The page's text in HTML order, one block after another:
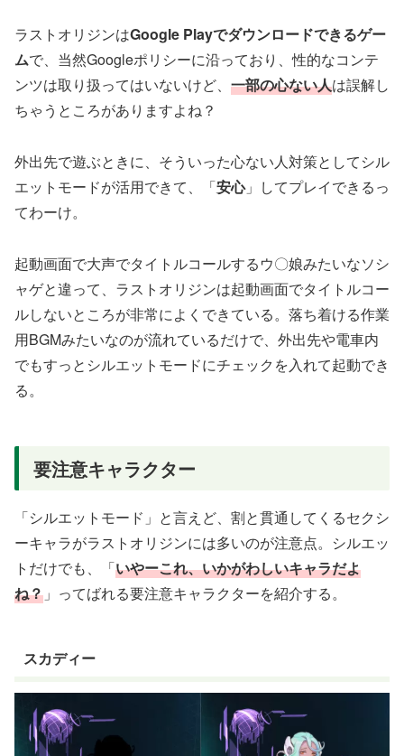
ラストオリジンはGoogle Playでダウンロードできるゲー
ムで、当然Googleポリシーに沿っており、性的なコンテ
ンツは取り扱ってはいないけど、 一部の心ない人は誤解し
ちゃうところがありますよね？
外出先で遊ぶときに、そういった心ない人対策としてシル
エットモードが活用できて、「安心」してプレイできるっ
てわーけ。
起動画面で大声でタイトルコールするウ〇娘みたいなソシ
ャゲと違って、ラストオリジンは起動画面でタイトルコー
ルしないところが非常によくできている。落ち着ける作業
用BGMみたいなのが流れているだけで、外出先や電車内
でもすっとシルエットモードにチェックを入れて起動でき
る。
要注意キャラクター
「シルエットモード」と言えど、割と貫通してくるセクシ
ーキャラがラストオリジンには多いのが注意点。シルエッ
トだけでも、「いやーこれ、いかがわしいキャラだよ
ね？ 」ってばれる要注意キャラクターを紹介する。
スカディー